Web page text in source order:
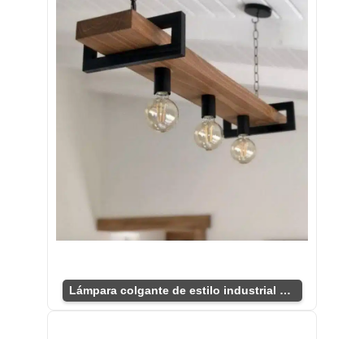
Lámpara colgante de estilo industrial chic